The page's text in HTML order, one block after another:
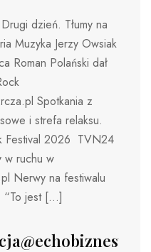
dzień. Tłumy na
Muzyka Jerzy Owsiak
Roman Polański dał
Spotkania z
i strefa relaksu.
Festival 2026 TVN24
w ruchu w
Nerwy na festiwalu
“To jest […]